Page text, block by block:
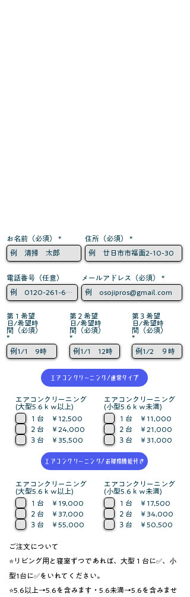
お名前（必須） 住所（必須）
電話番号（任意） メールアドレス（必須）
第１希望
日/希望時
間（必須）
第２希望
日/希望時
間（必須）
第３希望
日/希望時
間（必須）
エアコンクリーニング/通常タイプ
エアコンクリーニング
(大型5.6ｋｗ以上)
１台 ￥12,500
２台 ￥24,000
３台 ￥35,500
エアコンクリーニング
(小型5.6ｋｗ未満)
１台 ￥11,000
２台 ￥21,000
３台 ￥31,000
エアコンクリーニング/お掃除機能付き
エアコンクリーニング
(大型5.6ｋｗ以上)
１台 ￥19,000
２台 ￥37,000
３台 ￥55,000
エアコンクリーニング
(小型5.6ｋｗ未満)
１台 ￥17,500
２台 ￥34,000
３台 ￥50,500
ご注文について
​⭐リビング用と寝室ずつであれば、大型１台に✅、小
型1台に✅をいれてください。
⭐5.6以上→5.6を含みます・5.6未満→5.6を含みませ